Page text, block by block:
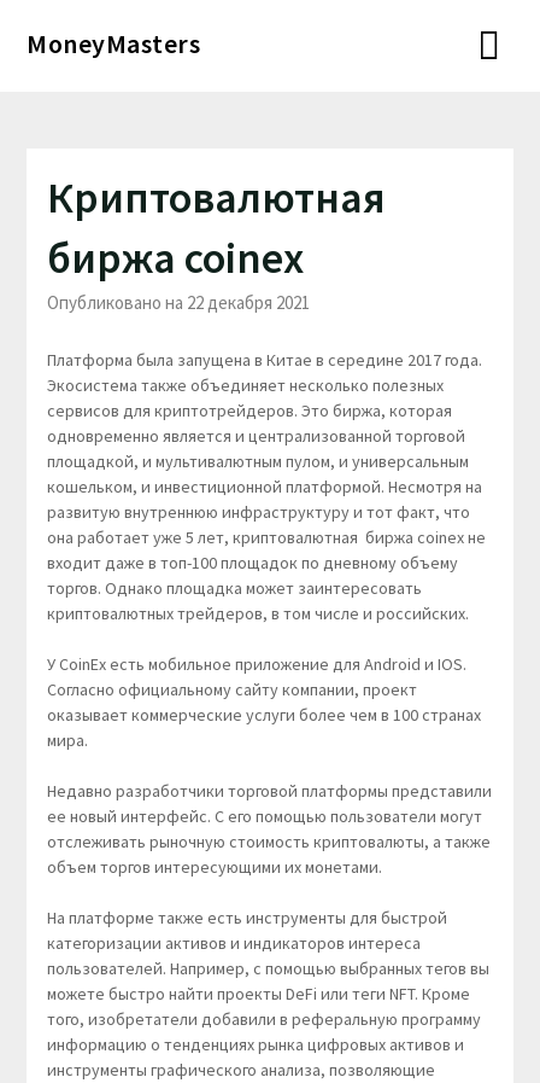
MoneyMasters
Криптовалютная
биржа coinex
Опубликовано на 22 декабря 2021
Платформа была запущена в Китае в середине 2017 года.
Экосистема также объединяет несколько полезных
сервисов для криптотрейдеров. Это биржа, которая
одновременно является и централизованной торговой
площадкой, и мультивалютным пулом, и универсальным
кошельком, и инвестиционной платформой. Несмотря на
развитую внутреннюю инфраструктуру и тот факт, что
она работает уже 5 лет, криптовалютная биржа coinex не
входит даже в топ-100 площадок по дневному объему
торгов. Однако площадка может заинтересовать
криптовалютных трейдеров, в том числе и российских.
У CoinEx есть мобильное приложение для Android и IOS.
Согласно официальному сайту компании, проект
оказывает коммерческие услуги более чем в 100 странах
мира.
Недавно разработчики торговой платформы представили
ее новый интерфейс. С его помощью пользователи могут
отслеживать рыночную стоимость криптовалюты, а также
объем торгов интересующими их монетами.
На платформе также есть инструменты для быстрой
категоризации активов и индикаторов интереса
пользователей. Например, с помощью выбранных тегов вы
можете быстро найти проекты DeFi или теги NFT. Кроме
того, изобретатели добавили в реферальную программу
информацию о тенденциях рынка цифровых активов и
инструменты графического анализа, позволяющие